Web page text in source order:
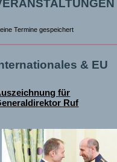
Termine gespeichert
& EU
für
Ruf